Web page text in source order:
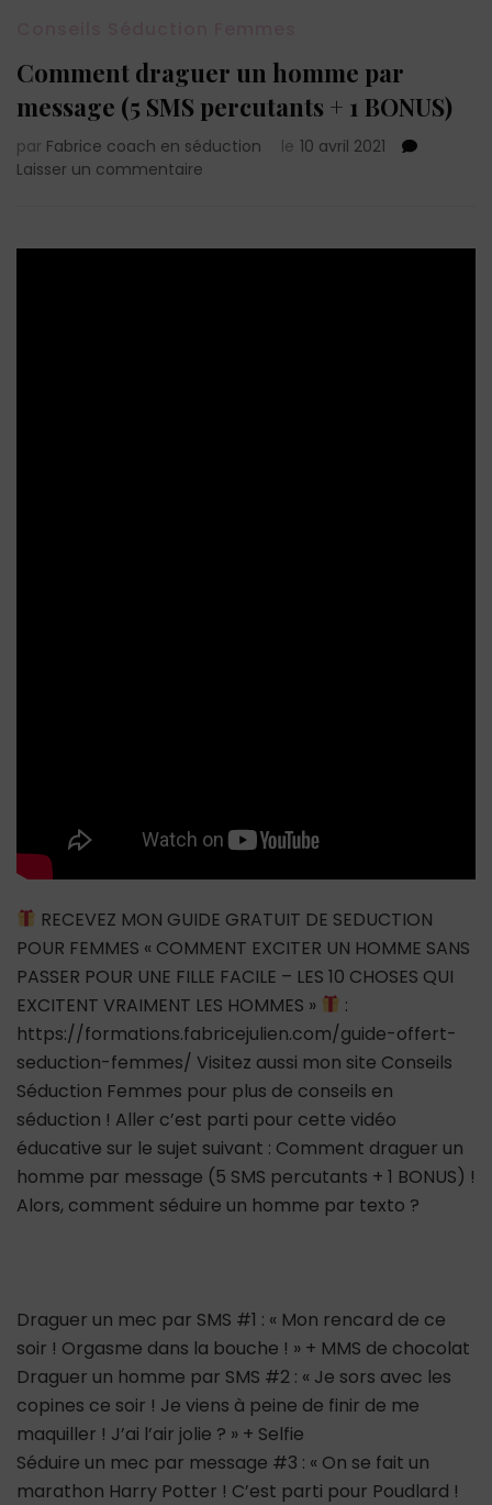
Comment draguer un homme par
message (5 SMS percutants + 1 BONUS)
par Fabrice coach en séduction le 10 avril 2021
Laisser un commentaire
RECEVEZ MON GUIDE GRATUIT DE SEDUCTION
POUR FEMMES « COMMENT EXCITER UN HOMME SANS
PASSER POUR UNE FILLE FACILE – LES 10 CHOSES QUI
EXCITENT VRAIMENT LES HOMMES »
:
https://formations.fabricejulien.com/guide-offert-
seduction-femmes/ Visitez aussi mon site Conseils
Séduction Femmes pour plus de conseils en
séduction ! Aller c’est parti pour cette vidéo
éducative sur le sujet suivant : Comment draguer un
homme par message (5 SMS percutants + 1 BONUS) !
Alors, comment séduire un homme par texto ?
Draguer un mec par SMS #1 : « Mon rencard de ce
soir ! Orgasme dans la bouche ! » + MMS de chocolat
Draguer un homme par SMS #2 : « Je sors avec les
copines ce soir ! Je viens à peine de finir de me
maquiller ! J’ai l’air jolie ? » + Selfie
Séduire un mec par message #3 : « On se fait un
marathon Harry Potter ! C’est parti pour Poudlard !